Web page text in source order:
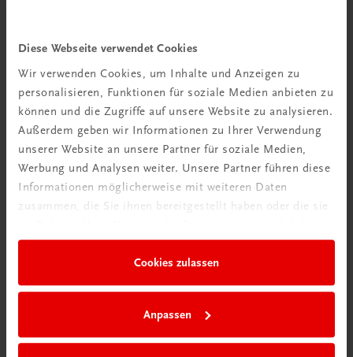
Diese Webseite verwendet Cookies
Wir verwenden Cookies, um Inhalte und Anzeigen zu
personalisieren, Funktionen für soziale Medien anbieten zu
können und die Zugriffe auf unsere Website zu analysieren.
Außerdem geben wir Informationen zu Ihrer Verwendung
unserer Website an unsere Partner für soziale Medien,
Werbung und Analysen weiter. Unsere Partner führen diese
Informationen möglicherweise mit weiteren Daten
zusammen, die Sie ihnen bereitgestellt haben oder die sie
Cookies zulassen
Anpassen
Rabattcode erhalten
Newsletter abonnieren
& Versandkosten sparen